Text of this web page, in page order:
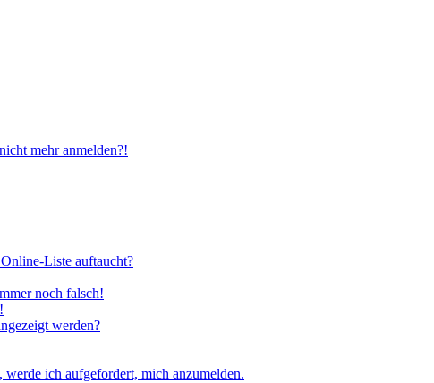
mehr anmelden?!
Liste auftaucht?
noch falsch!
werden?
ich aufgefordert, mich anzumelden.